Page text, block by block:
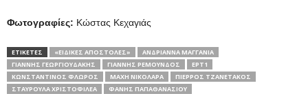
Φωτογραφίες: Κώστας Κεχαγιάς
ΕΤΙΚΕΤΕΣ «ΕΙΔΙΚΈΣ ΑΠΟΣΤΟΛΈΣ»
ΑΝΔΡΙΆΝΝΑ ΜΑΓΓΑΝΙΆ
ΓΙΆΝΝΗΣ ΓΕΩΡΓΙΟΥΔΆΚΗΣ
ΓΙΆΝΝΗΣ ΡΕΜΟΎΝΔΟΣ
ΕΡΤ1
ΚΩΝΣΤΑΝΤΊΝΟΣ ΦΛΏΡΟΣ
ΜΆΧΗ ΝΙΚΟΛΆΡΑ
ΠΙΈΡΡΟΣ ΤΖΑΝΕΤΆΚΟΣ
ΣΤΑΥΡΟΎΛΑ ΧΡΙΣΤΟΦΙΛΈΑ
ΦΆΝΗΣ ΠΑΠΑΘΑΝΑΣΊΟΥ